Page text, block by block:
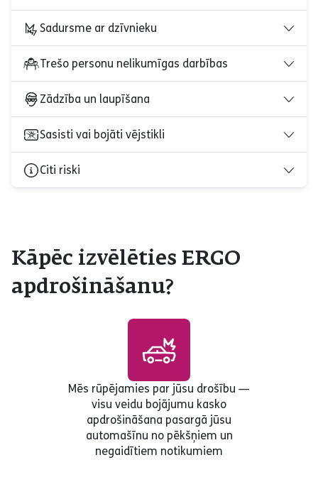
Sadursme ar dzīvnieku
Trešo personu nelikumīgas darbības
Zādzība un laupīšana
Sasisti vai bojāti vējstikli
Citi riski
Kāpēc izvēlēties ERGO
apdrošināšanu?
Mēs rūpējamies par jūsu drošību —
visu veidu bojājumu kasko
apdrošināšana pasargā jūsu
automašīnu no pēkšņiem un
negaidītiem notikumiem